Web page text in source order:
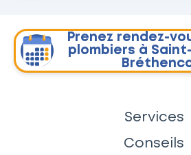
Prenez rendez-
plombiers à
Services
Conseils